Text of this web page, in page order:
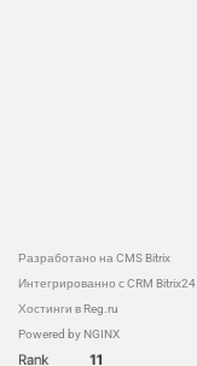
Разработано на CMS Bitrix
Интегрированно с CRM Bitrix24
Хостинги в Reg.ru
Powered by NGINX